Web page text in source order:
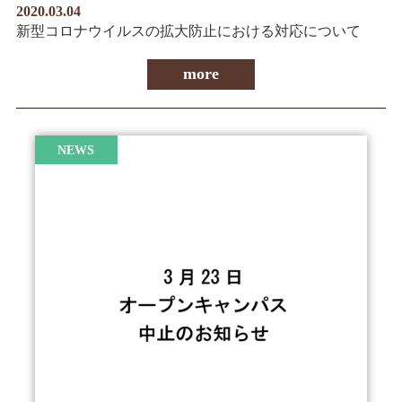
2020.03.04
新型コロナウイルスの拡大防止における対応について
more
NEWS